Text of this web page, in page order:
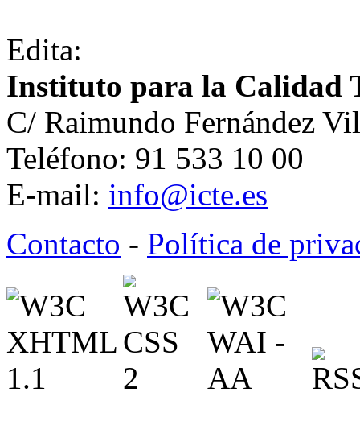
Edita:
Instituto para la Calidad
C/ Raimundo Fernández
Teléfono: 91 533 10 00
E-mail: info@icte.es
Contacto - Política de